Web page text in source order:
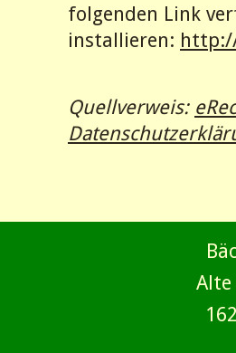
folgenden Link
installieren:
Quellverweis: